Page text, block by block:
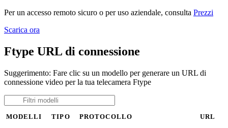
Per un accesso remoto sicuro o per uso aziendale, consulta Prezzi
Scarica ora
Ftype URL di connessione
Suggerimento: Fare clic su un modello per generare un URL di
connessione video per la tua telecamera Ftype
MODELLI TIPO PROTOCOLLO URL